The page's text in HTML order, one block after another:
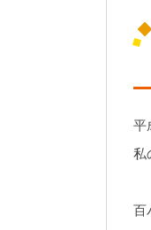
平
私
百